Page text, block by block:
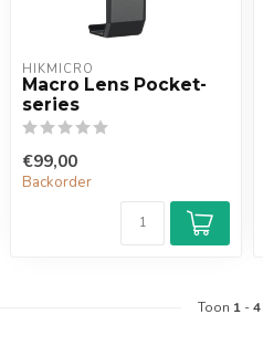
HIKMICRO
Macro Lens Pocket-
series
€99,00
Backorder
Toon 1 -4